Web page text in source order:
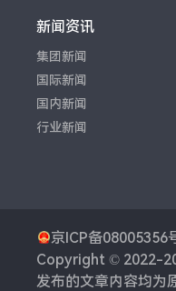
新闻资讯
集团新闻
国际新闻
国内新闻
行业新闻
京ICP备08005356
Copyright © 2022-
发布的文章内容均为